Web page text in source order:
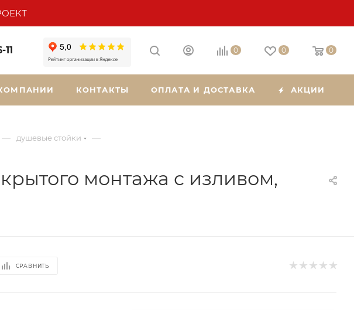
0 0 0
КОНТАКТЫ ОПЛАТА И ДОСТАВКА АКЦИИ
— душевые стойки —
монтажа с изливом,
СРАВНИТЬ